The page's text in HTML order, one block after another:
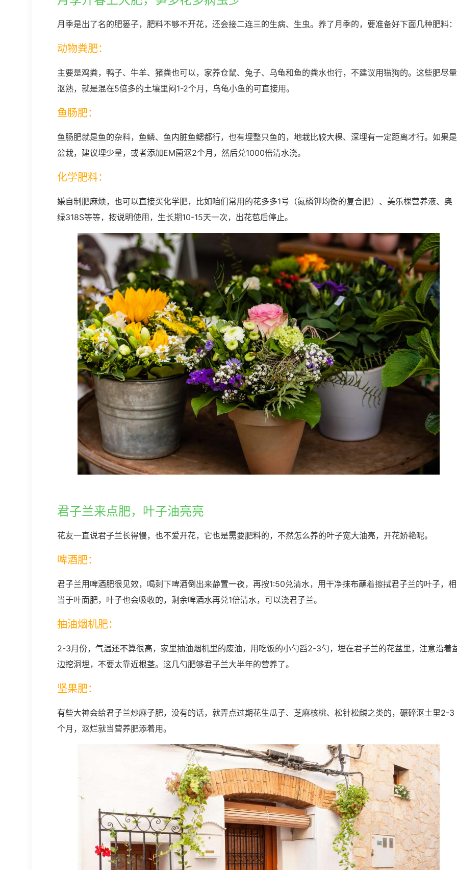
月季是出了名的肥篓子，肥料不够不开花，还会接二连三的生病、生虫。养了月季的，要准备好下面几种肥料：
动物粪肥：
主要是鸡粪，鸭子、牛羊、猪粪也可以，家养仓鼠、兔子、乌龟和鱼的粪水也行，不建议用猫狗的。这些肥尽量
沤熟，就是混在5倍多的土壤里闷1-2个月，乌龟小鱼的可直接用。
鱼肠肥：
鱼肠肥就是鱼的杂料，鱼鳞、鱼内脏鱼鳃都行，也有埋整只鱼的，地栽比较大棵、深埋有一定距离才行。如果是
盆栽，建议埋少量，或者添加EM菌沤2个月，然后兑1000倍清水浇。
化学肥料：
嫌自制肥麻烦，也可以直接买化学肥，比如咱们常用的花多多1号（氮磷钾均衡的复合肥）、美乐棵营养液、奥
绿318S等等，按说明使用，生长期10-15天一次，出花苞后停止。
君子兰来点肥，叶子油亮亮
花友一直说君子兰长得慢，也不爱开花，它也是需要肥料的，不然怎么养的叶子宽大油亮，开花娇艳呢。
啤酒肥：
君子兰用啤酒肥很见效，喝剩下啤酒倒出来静置一夜，再按1:50兑清水，用干净抹布蘸着擦拭君子兰的叶子，相
当于叶面肥，叶子也会吸收的，剩余啤酒水再兑1倍清水，可以浇君子兰。
抽油烟机肥：
2-3月份，气温还不算很高，家里抽油烟机里的废油，用吃饭的小勺舀2-3勺，埋在君子兰的花盆里，注意沿着
边挖洞埋，不要太靠近根茎。这几勺肥够君子兰大半年的营养了。
坚果肥：
有些大神会给君子兰炒麻子肥，没有的话，就弄点过期花生瓜子、芝麻核桃、松针松麟之类的，碾碎沤土里2-3
个月，沤烂就当营养肥添着用。